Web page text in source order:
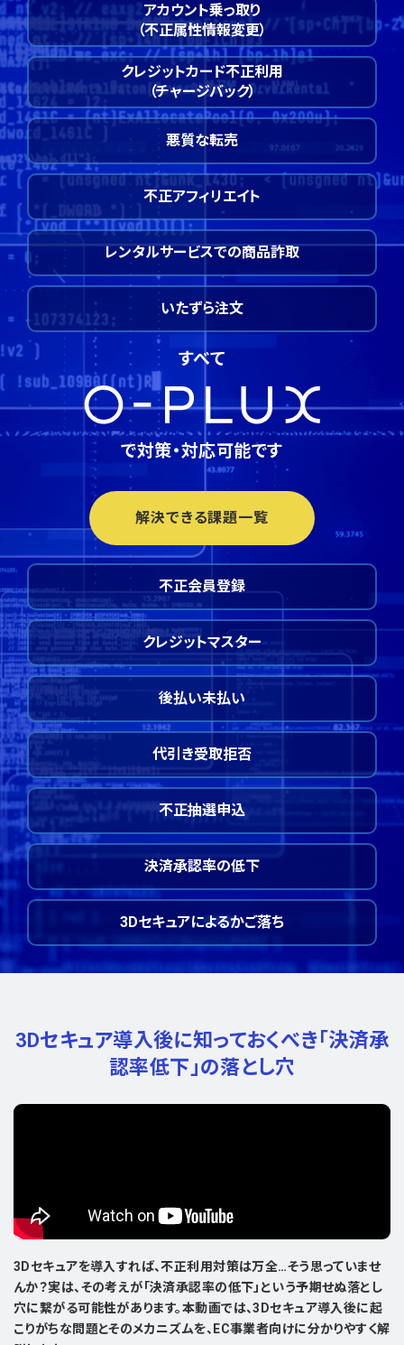
アカウント乗っ取り
（不正属性情報変更）
クレジットカード不正利用
（チャージバック）
悪質な転売
不正アフィリエイト
レンタルサービスでの商品詐取
いたずら注文
すべて
で対策・対応可能です
解決できる課題一覧
不正会員登録
クレジットマスター
後払い未払い
代引き受取拒否
不正抽選申込
決済承認率の低下
3Dセキュアによるかご落ち
3Dセキュア導入後に知っておくべき「決済承
認率低下」の落とし穴
3Dセキュアを導入すれば、不正利用対策は万全…そう思っていませ
んか？実は、その考えが「決済承認率の低下」という予期せぬ落とし
穴に繋がる可能性があります。本動画では、3Dセキュア導入後に起
こりがちな問題とそのメカニズムを、EC事業者向けに分かりやすく解